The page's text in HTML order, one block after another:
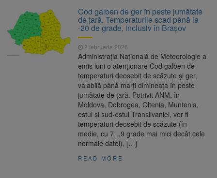
propriul record mondial. Betty Bromage a
zburat din nou pe aripa unui avion
9 august 2026
Avocații fraților Andrew și
Tristan Tate cer eliberarea lor pe cauțiune în
Se schimbă examenul de
medic specialist. Subiecte unice în toată țara,
aceeași oră și același barem
Se schimbă regulile pentru
capsulele de cafea și ambalajele de unică
folosință. Noul regulament UE se aplică din 12
Cod galben de ger în peste jumătate
de țară. Temperaturile scad până la
-20 de grade, inclusiv în Brașov
2 februarie 2026
Administrația Națională de Meteorologie a
emis luni o atenționare Cod galben de
temperaturi deosebit de scăzute și ger,
valabilă până marți dimineața în peste
jumătate de țară. Potrivit ANM, în
Moldova, Dobrogea, Oltenia, Muntenia,
estul și sud-estul Transilvaniei, vor fi
temperaturi deosebit de scăzute (în
medie, cu 7…9 grade mai mici decât cele
normale datei), […]
READ MORE